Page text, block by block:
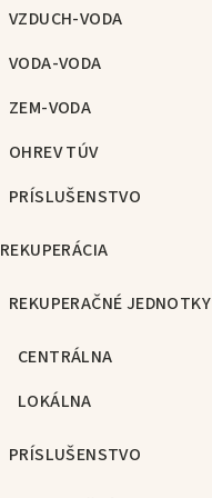
VZDUCH-VODA
VODA-VODA
ZEM-VODA
OHREV TÚV
PRÍSLUŠENSTVO
REKUPERÁCIA
REKUPERAČNÉ JEDNOTKY
CENTRÁLNA
LOKÁLNA
PRÍSLUŠENSTVO